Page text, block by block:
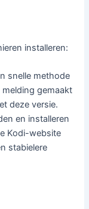
installeren:
snelle methode
gemaakt
deze versie.
en installeren
Kodi-website
stabielere